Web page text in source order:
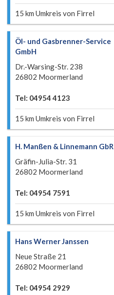
15 km Umkreis von Firrel
Öl- und Gasbrenner-Service
GmbH
Dr.-Warsing-Str. 238
26802 Moormerland
Tel: 04954 4123
15 km Umkreis von Firrel
H. Manßen & Linnemann GbR
Gräfin-Julia-Str. 31
26802 Moormerland
Tel: 04954 7591
15 km Umkreis von Firrel
Hans Werner Janssen
Neue Straße 21
26802 Moormerland
Tel: 04954 2929